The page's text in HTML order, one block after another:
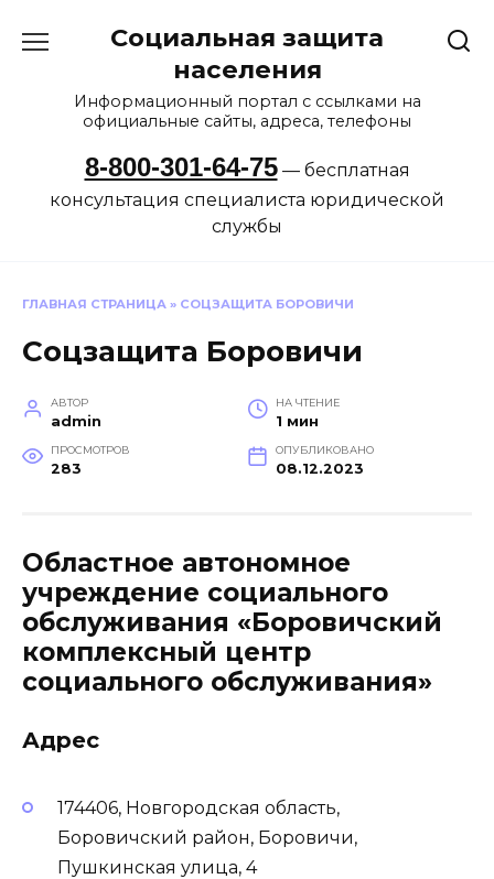
Социальная защита
населения
Информационный портал с ссылками на
официальные сайты, адреса, телефоны
8-800-301-64-75— бесплатная
консультация специалиста юридической
службы
ГЛАВНАЯ СТРАНИЦА » СОЦЗАЩИТА БОРОВИЧИ
Соцзащита Боровичи
АВТОР
admin
НА ЧТЕНИЕ
1 мин
ПРОСМОТРОВ
283
ОПУБЛИКОВАНО
08.12.2023
Областное автономное
учреждение социального
обслуживания «Боровичский
комплексный центр
социального обслуживания»
Адрес
174406, Новгородская область,
Боровичский район, Боровичи,
Пушкинская улица, 4